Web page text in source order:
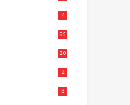
4
52
20
2
3